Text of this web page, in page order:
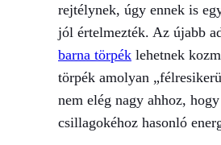
rejtélynek, úgy ennek is
jól értelmezték. Az újabb
barna törpék lehetnek
törpék amolyan
nem elég nagy ahhoz,
csillagokéhoz hasonló